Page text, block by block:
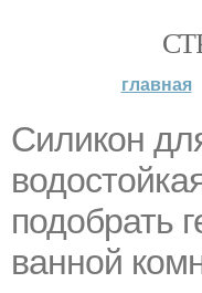
главная
Силикон
подобрать
ванной